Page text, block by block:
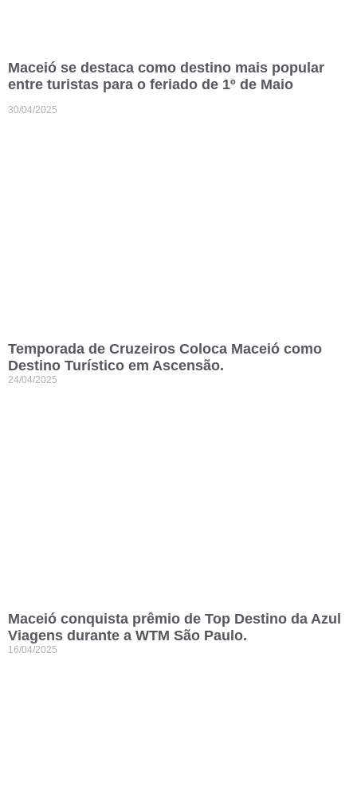
Maceió se destaca como destino mais popular
entre turistas para o feriado de 1º de Maio
30/04/2025
Temporada de Cruzeiros Coloca Maceió como
Destino Turístico em Ascensão.
24/04/2025
Maceió conquista prêmio de Top Destino da Azul
Viagens durante a WTM São Paulo.
16/04/2025